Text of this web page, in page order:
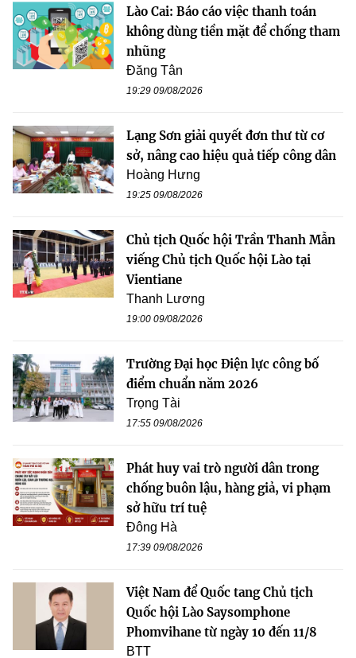
Lào Cai: Báo cáo việc thanh toán
không dùng tiền mặt để chống tham
nhũng
Đăng Tân
19:29 09/08/2026
Lạng Sơn giải quyết đơn thư từ cơ
sở, nâng cao hiệu quả tiếp công dân
Hoàng Hưng
19:25 09/08/2026
Chủ tịch Quốc hội Trần Thanh Mẫn
viếng Chủ tịch Quốc hội Lào tại
Vientiane
Thanh Lương
19:00 09/08/2026
Trường Đại học Điện lực công bố
điểm chuẩn năm 2026
Trọng Tài
17:55 09/08/2026
Phát huy vai trò người dân trong
chống buôn lậu, hàng giả, vi phạm
sở hữu trí tuệ
Đông Hà
17:39 09/08/2026
Việt Nam để Quốc tang Chủ tịch
Quốc hội Lào Saysomphone
Phomvihane từ ngày 10 đến 11/8
BTT